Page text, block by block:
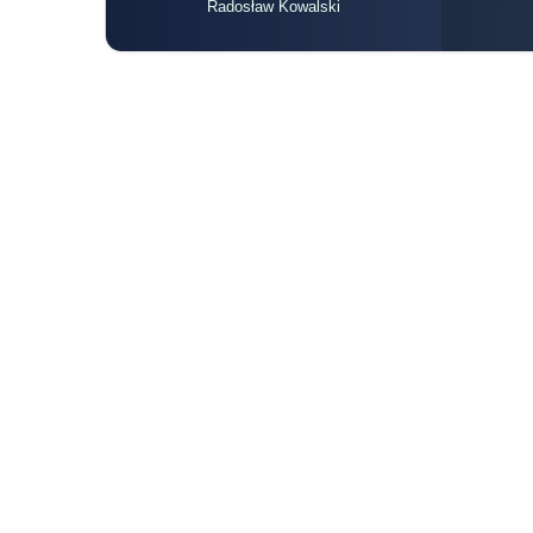
Radosław Kowalski